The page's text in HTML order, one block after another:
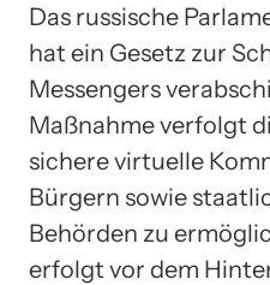
Das russische
hat ein Gesetz zur
Messengers
Maßnahme verfolgt
sichere virtuelle
Bürgern sowie
Behörden zu
erfolgt vor dem